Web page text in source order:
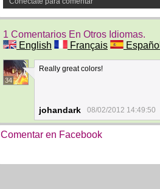
1 Comentarios En Otros Idiomas.
English
Français Español
34
Really great colors!
johandark 08/02/2012 14:49:50
Comentar en Facebook